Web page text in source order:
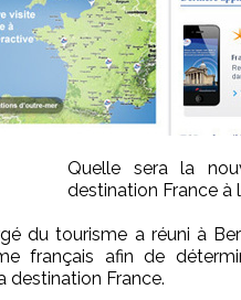
Quelle sera la
destination France à
du tourisme a réuni à
français afin de
destination France.